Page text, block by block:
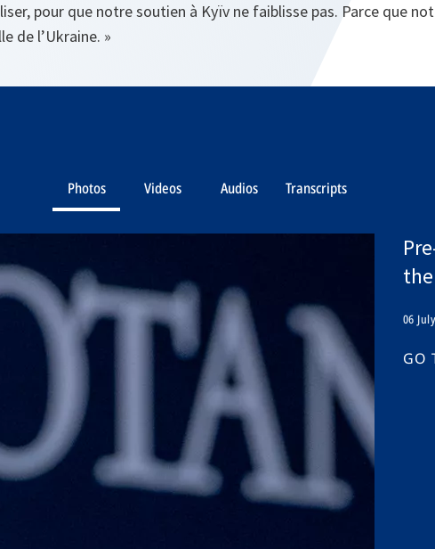
pour que notre soutien à Kyïv ne faiblisse pas. Parce que
de l’Ukraine. »
Photos Videos Audios Transcripts
06
GO